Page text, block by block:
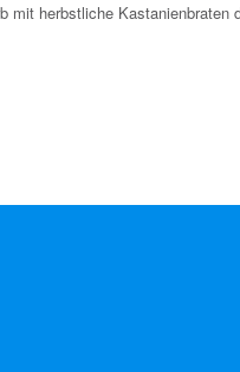
mit herbstliche Kastanienbraten